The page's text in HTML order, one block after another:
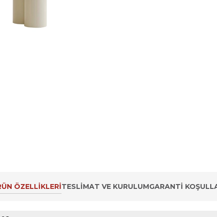
ÖZELLIKLERITESLIMAT VE KURULUMGARANTI